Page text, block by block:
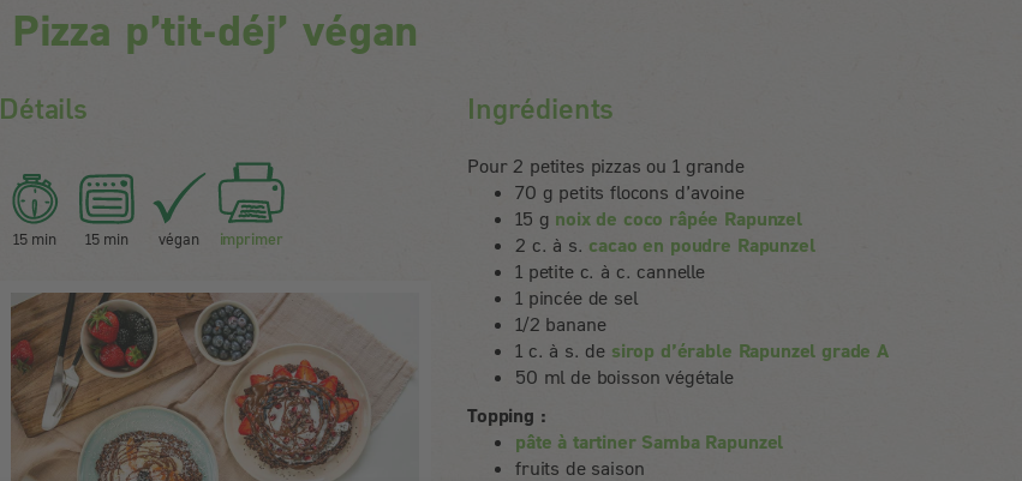
Pizza p’tit-déj’ végan
Détails
15 min 15 min végan imprimer
Ingrédients
Pour 2 petites pizzas ou 1 grande
70 g petits flocons d’avoine
15 g noix de coco râpée Rapunzel
2 c. à s. cacao en poudre Rapunzel
1 petite c. à c. cannelle
1 pincée de sel
1/2 banane
1 c. à s. de sirop d’érable Rapunzel grade A
50 ml de boisson végétale
Topping :
pâte à tartiner Samba Rapunzel
fruits de saison